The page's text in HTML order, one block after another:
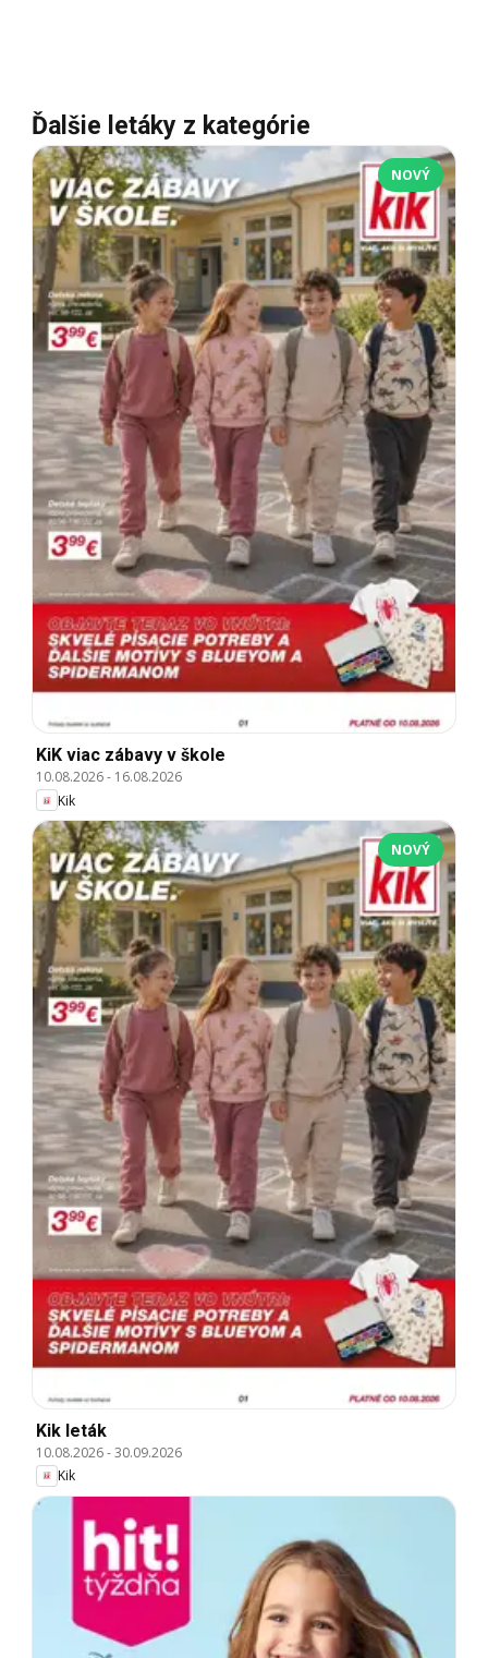
Ďalšie letáky z kategórie
NOVÝ
KiK viac zábavy v škole
10.08.2026- 16.08.2026
Kik
NOVÝ
Kik leták
10.08.2026-30.09.2026
Kik